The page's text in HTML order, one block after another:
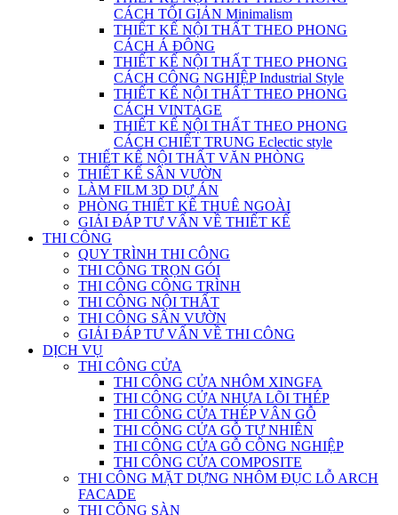
CÁCH TỐI GIẢN Minimalism
THIẾT KẾ NỘI THẤT THEO PHONG
CÁCH Á ĐÔNG
THIẾT KẾ NỘI THẤT THEO PHONG
CÁCH CÔNG NGHIỆP Industrial Style
THIẾT KẾ NỘI THẤT THEO PHONG
CÁCH VINTAGE
THIẾT KẾ NỘI THẤT THEO PHONG
CÁCH CHIẾT TRUNG Eclectic style
THIẾT KẾ NỘI THẤT VĂN PHÒNG
THIẾT KẾ SÂN VƯỜN
LÀM FILM 3D DỰ ÁN
PHÒNG THIẾT KẾ THUÊ NGOÀI
GIẢI ĐÁP TƯ VẤN VỀ THIẾT KẾ
THI CÔNG
QUY TRÌNH THI CÔNG
THI CÔNG TRỌN GÓI
THI CÔNG CÔNG TRÌNH
THI CÔNG NỘI THẤT
THI CÔNG SÂN VƯỜN
GIẢI ĐÁP TƯ VẤN VỀ THI CÔNG
DỊCH VỤ
THI CÔNG CỬA
THI CÔNG CỬA NHÔM XINGFA
THI CÔNG CỬA NHỰA LÕI THÉP
THI CÔNG CỬA THÉP VÂN GỖ
THI CÔNG CỬA GỖ TỰ NHIÊN
THI CÔNG CỬA GỖ CÔNG NGHIỆP
THI CÔNG CỬA COMPOSITE
THI CÔNG MẶT DỰNG NHÔM ĐỤC LỖ ARCH
FACADE
THI CÔNG SÀN